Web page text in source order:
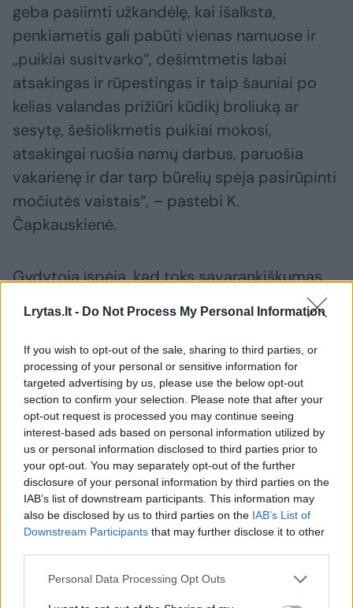
Lrytas.lt - Do Not Process My Personal Information
If you wish to opt-out of the sale, sharing to third parties, or
processing of your personal or sensitive information for
targeted advertising by us, please use the below opt-out
section to confirm your selection. Please note that after your
opt-out request is processed you may continue seeing
interest-based ads based on personal information utilized by
us or personal information disclosed to third parties prior to
your opt-out. You may separately opt-out of the further
disclosure of your personal information by third parties on the
IAB’s list of downstream participants. This information may
also be disclosed by us to third parties on the IAB’s List of
Downstream Participants that may further disclose it to other
Personal Data Processing Opt Outs
geba pasiimti užkandėlę, kai išalksta,
penkiametis gali pabūti vienas namuose ir
„puikiai susitvarko“, dešimtmetis labai
atsakingas ir rūpestingas ir taip šauniai po
kelias valandas prižiūri kūdikį broliuką ar
sesytę, šešiolikmetis puikiai mokosi,
atsakingai ruošia namų darbus, paruošia
vakarienę ir dar tarp būrelių spėja pasirūpinti
močiutės vaistais“, – pastebi K.
Čapkauskienė.
Gydytoja įspėja, kad toks savarankiškumas
ankstyvo nusivylimo santykiu – iš patirties,
kad pasikliauti kitu neverta. Vaikas
nesąmoningai atsisako priklausomybės, nes ji
kelia skausmą, ir pasirenka kontrolę per
savarankiškumą („Niekas kitas neišspręs
situacijų, jei neišspręsiu pats“).
„Emocinio saugumo požiūriu tikrasis
brandumas nėra gebėjimas viską padaryti
pačiam, o gebėjimas ir veikti savarankiškai, ir
suaugusiam – yra gyvybiškai svarbu turėti